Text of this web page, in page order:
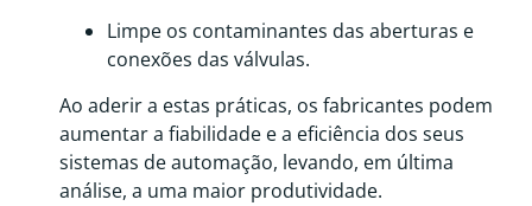
Limpe os contaminantes das aberturas e
conexões das válvulas.
Ao aderir a estas práticas, os fabricantes podem
aumentar a fiabilidade e a eficiência dos seus
sistemas de automação, levando, em última
análise, a uma maior produtividade.